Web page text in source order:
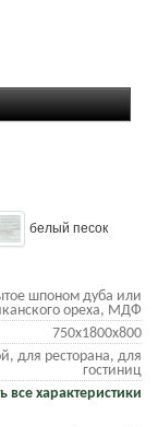
белый песок
шпоном дуба или
ореха, МДФ
750х1800х800
для ресторана, для
гостиниц
все характеристики